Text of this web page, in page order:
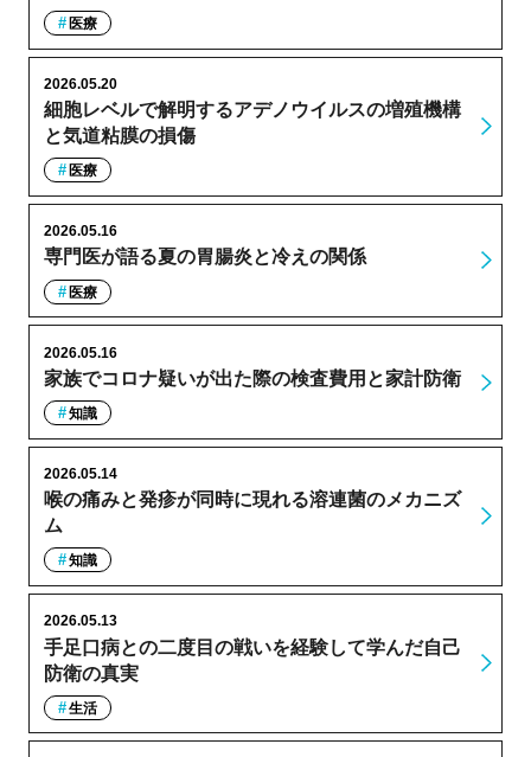
医療
細胞レベルで解明するアデノウイルスの増殖機構
と気道粘膜の損傷
2026.05.20
医療
専門医が語る夏の胃腸炎と冷えの関係
2026.05.16
医療
家族でコロナ疑いが出た際の検査費用と家計防衛
2026.05.16
知識
喉の痛みと発疹が同時に現れる溶連菌のメカニズ
ム
2026.05.14
知識
手足口病との二度目の戦いを経験して学んだ自己
防衛の真実
2026.05.13
生活